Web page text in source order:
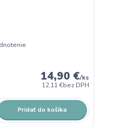
14,90 €/ks
12,11 €bez DPH
Pridať do košíka